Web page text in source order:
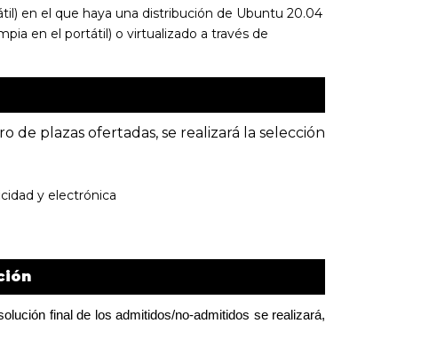
en el que haya una distribución de Ubuntu 20.04
en el portátil) o virtualizado a través de
de plazas ofertadas, se realizará la selección
y electrónica
final de los admitidos/no-admitidos se realizará,